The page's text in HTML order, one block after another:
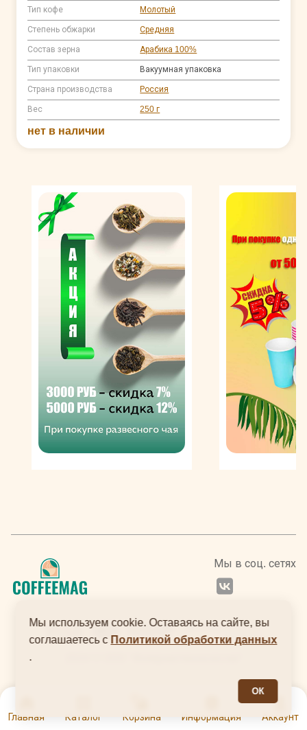
Главная Каталог Корзина Информация Аккаунт
Тип кофе Молотый
Степень обжарки Средняя
Состав зерна Арабика 100%
Тип упаковки Вакуумная упаковка
Страна производства Россия
Вес 250 г
нет в наличии
Мы в соц. сетях
Мы используем cookie. Оставаясь на сайте, вы
соглашаетесь с Политикой обработки данных
.
ОК